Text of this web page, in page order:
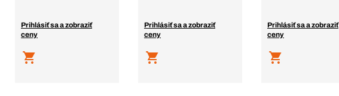
Prihlásiť sa a zobraziť
ceny
Prihlásiť sa a zobraziť
ceny
Prihlásiť sa a zobraziť
ceny